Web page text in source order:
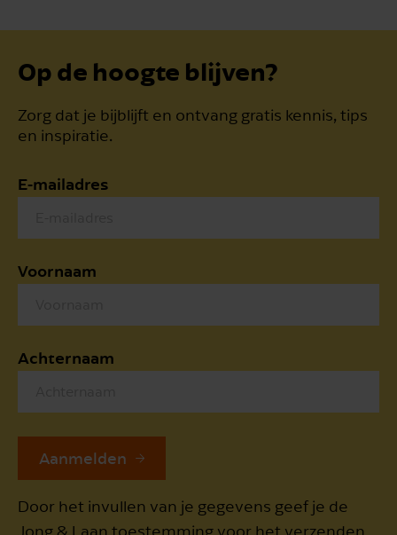
Op de hoogte blijven?
Zorg dat je bijblijft en ontvang gratis kennis, tips
en inspiratie.
E-mailadres
Voornaam
Achternaam
Aanmelden
Door het invullen van je gegevens geef je de
Jong & Laan toestemming voor het verzenden